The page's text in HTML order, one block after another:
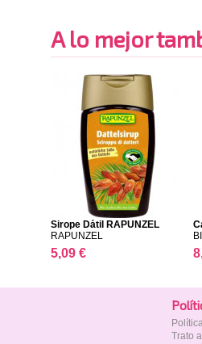
A lo mejor
Sirope Dátil RAPUNZEL
RAPUNZEL
5,09 €
Trato